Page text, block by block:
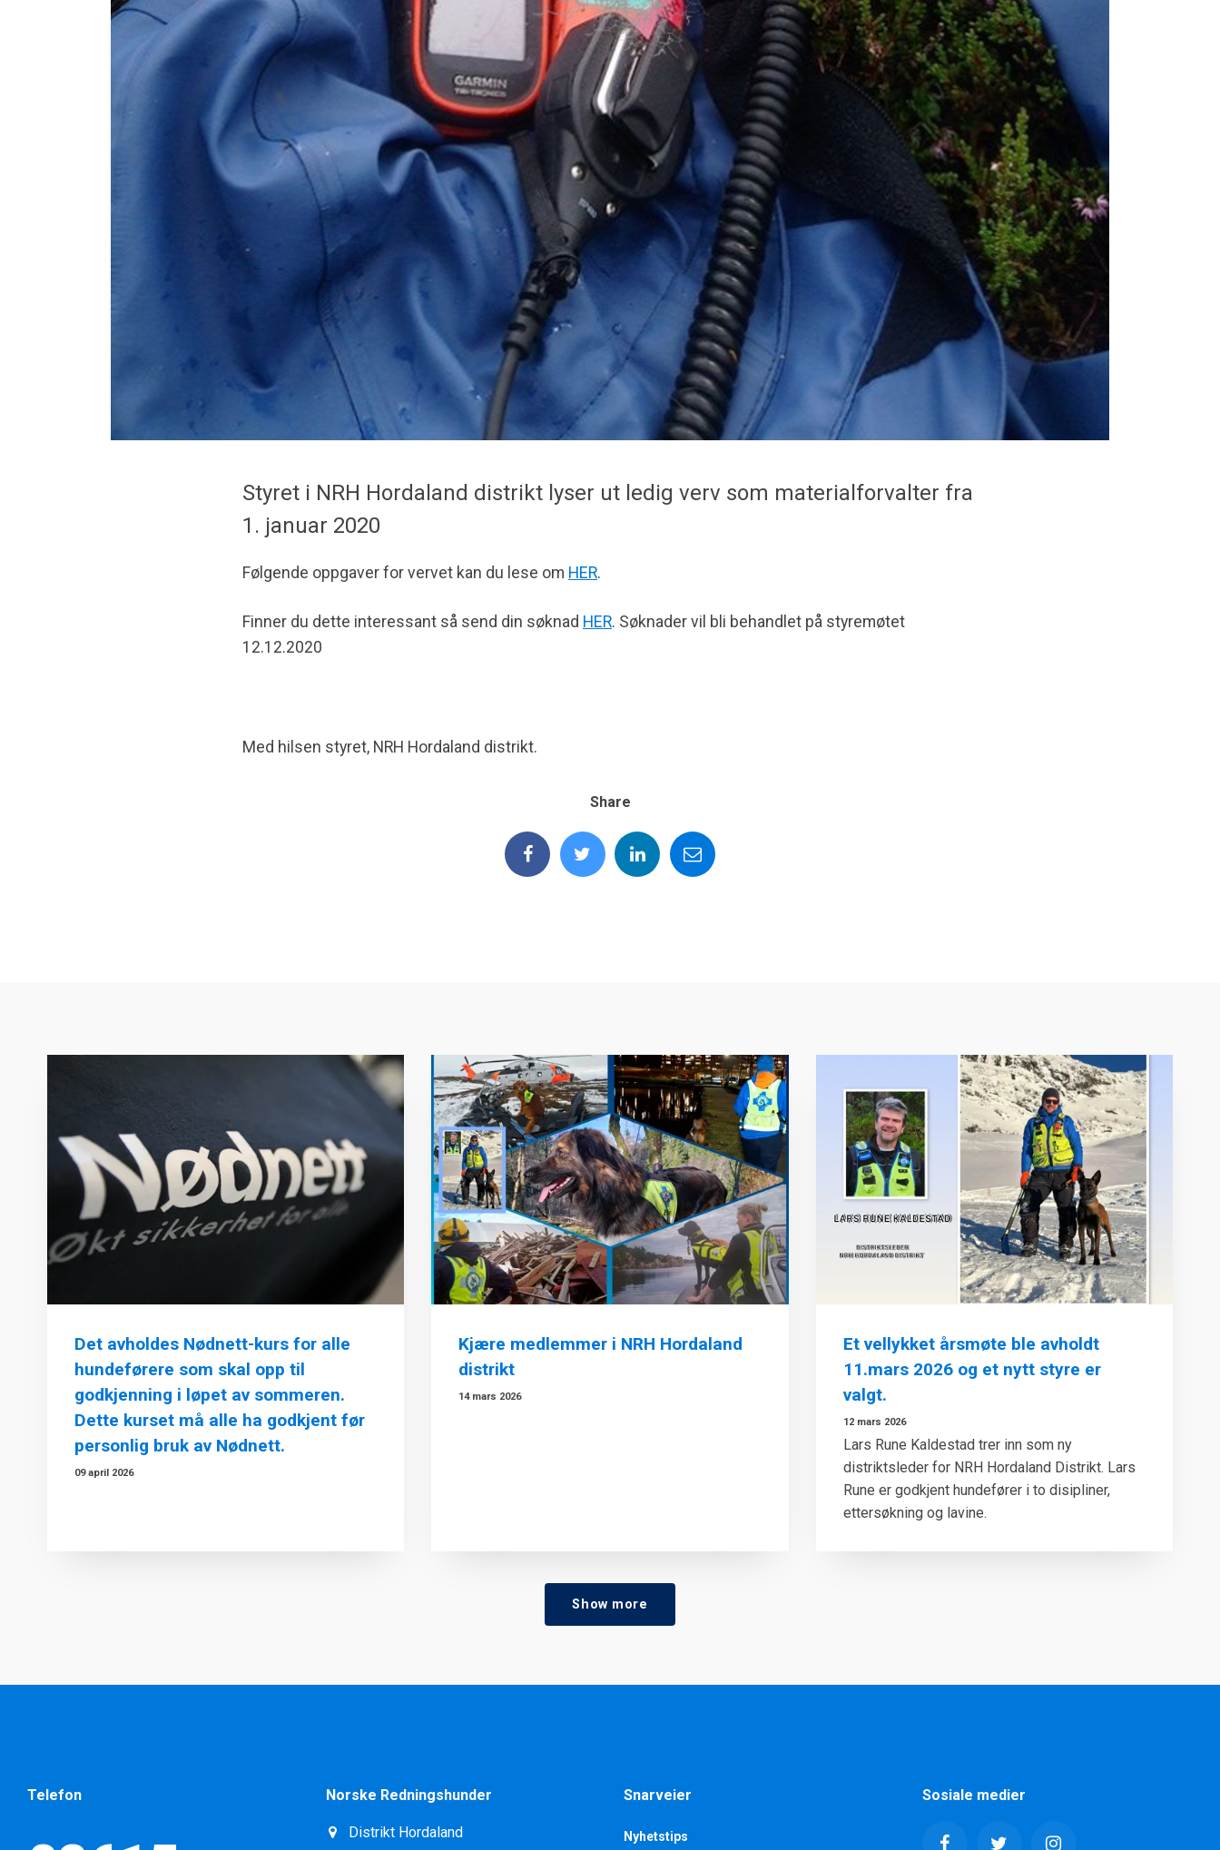
Styret i NRH Hordaland distrikt lyser ut ledig verv som materialforvalter fra
1. januar 2020
Følgende oppgaver for vervet kan du lese om HER.
Finner du dette interessant så send din søknad HER. Søknader vil bli behandlet på styremøtet
12.12.2020
Med hilsen styret, NRH Hordaland distrikt.
Share
Det avholdes Nødnett-kurs for alle
hundeførere som skal opp til
godkjenning i løpet av sommeren.
Dette kurset må alle ha godkjent før
personlig bruk av Nødnett.
09 april 2026
Kjære medlemmer i NRH Hordaland
distrikt
14 mars 2026
Et vellykket årsmøte ble avholdt
11.mars 2026 og et nytt styre er
valgt.
12 mars 2026
Lars Rune Kaldestad trer inn som ny
distriktsleder for NRH Hordaland Distrikt. Lars
Rune er godkjent hundefører i to disipliner,
ettersøkning og lavine.
Show more
Telefon Norske Redningshunder
Distrikt Hordaland
Snarveier
Nyhetstips
Sosiale medier